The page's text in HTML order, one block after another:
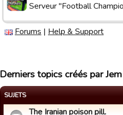
Serveur "Football
Forums | Help & Support
Derniers topics créés par
SUJETS
The Iranian poison pill.